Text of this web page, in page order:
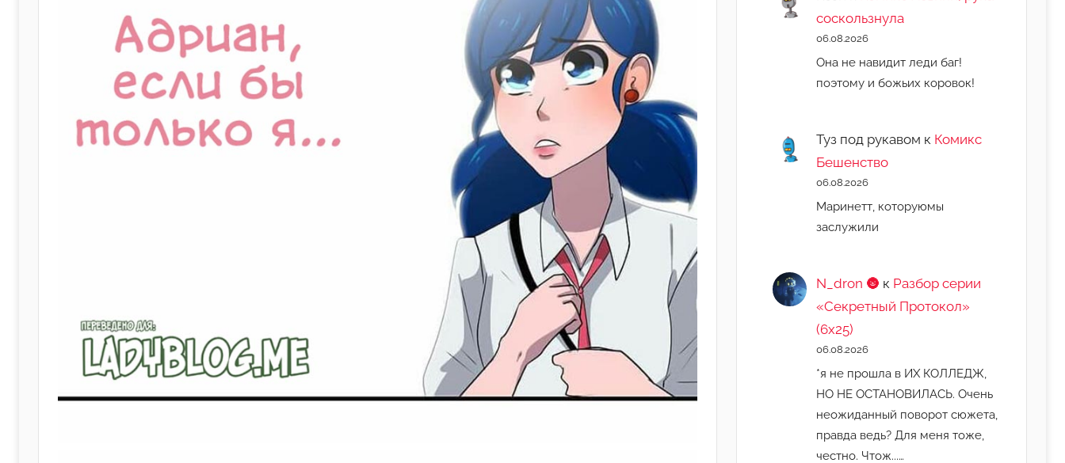
соскользнула
06.08.2026
Она не навидит леди баг!
поэтому и божьих коровок!
Туз под рукавом к Комикс
Бешенство
06.08.2026
Маринетт, которуюмы
заслужили
N_dron 🌚 к Разбор серии
«Секретный Протокол»
(6х25)
06.08.2026
*я не прошла в ИХ КОЛЛЕДЖ,
НО НЕ ОСТАНОВИЛАСЬ. Очень
неожиданный поворот сюжета,
правда ведь? Для меня тоже,
честно. Чтож...…